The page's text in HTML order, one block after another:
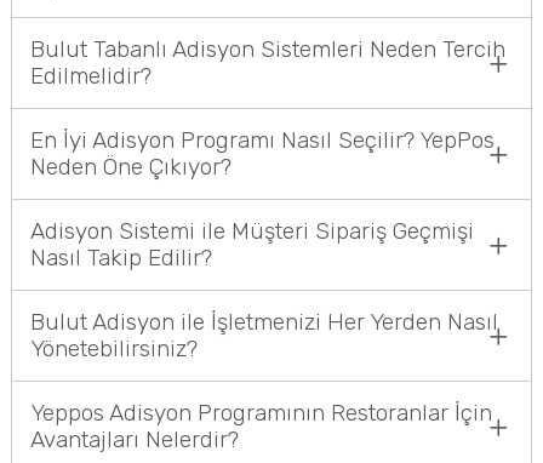
Bulut Tabanlı Adisyon Sistemleri Neden Tercih
Edilmelidir?
En İyi Adisyon Programı Nasıl Seçilir? YepPos
Neden Öne Çıkıyor?
Adisyon Sistemi ile Müşteri Sipariş Geçmişi
Nasıl Takip Edilir?
Bulut Adisyon ile İşletmenizi Her Yerden Nasıl
Yönetebilirsiniz?
Yeppos Adisyon Programının Restoranlar İçin
Avantajları Nelerdir?